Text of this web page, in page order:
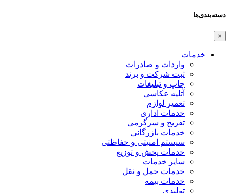
دسته‌بندی‌ها
×
خدمات
واردات و صادرات
ثبت شرکت و برند
چاپ و تبلیغات
آتلیه عکاسی
تعمیر لوازم
خدمات اداری
تفریح و سرگرمی
خدمات بازرگانی
سیستم امنیتی و حفاظتی
خدمات پخش و توزیع
سایر خدمات
خدمات حمل و نقل
خدمات بیمه
تولیدی